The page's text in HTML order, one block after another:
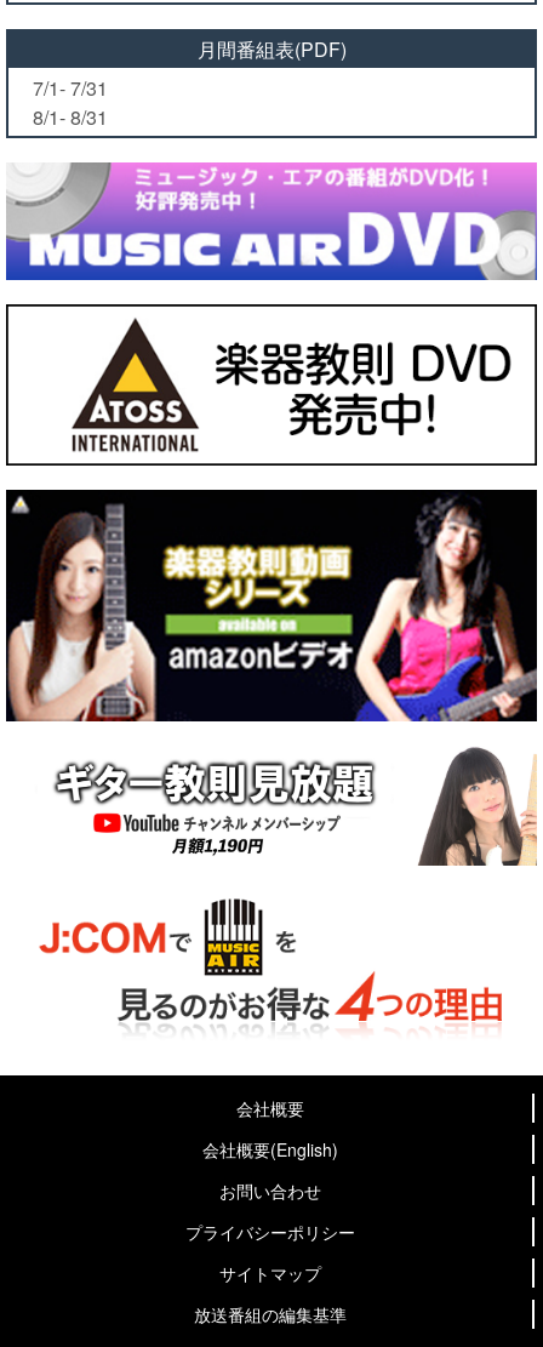
月間番組表(PDF)
7/1- 7/31
8/1- 8/31
会社概要
会社概要(English)
お問い合わせ
プライバシーポリシー
サイトマップ
放送番組の編集基準